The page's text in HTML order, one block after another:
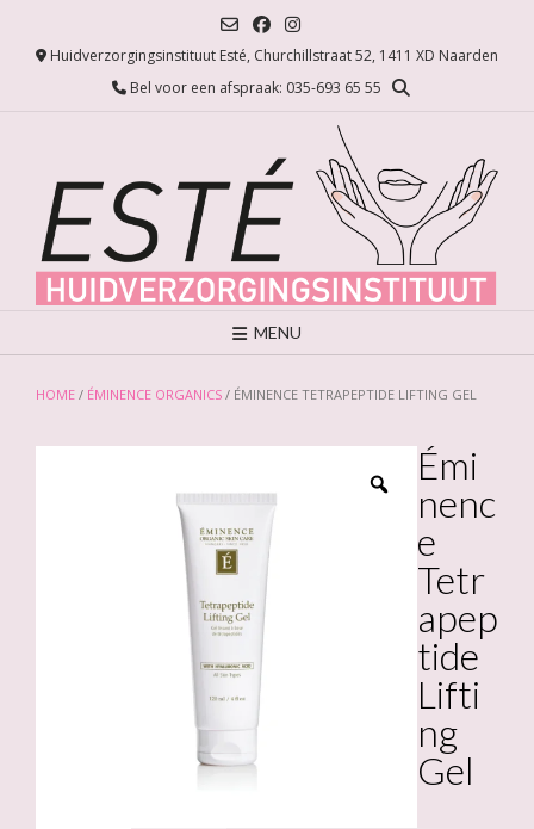
Huidverzorgingsinstituut Esté, Churchillstraat 52, 1411 XD Naarden
Bel voor een afspraak: 035-693 65 55
MENU
HOME / ÉMINENCE ORGANICS / ÉMINENCE TETRAPEPTIDE LIFTING GEL
Émi
nenc
e
Tetr
apep
tide
Lifti
ng
Gel